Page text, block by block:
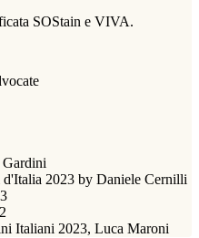
SOStain e VIVA.
2023 by Daniele Cernilli
Italiani 2023, Luca Maroni